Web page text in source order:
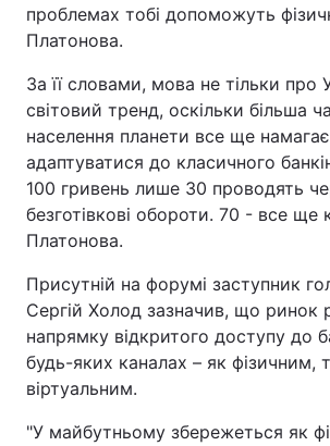
проблемах тобі допоможуть
Платонова.
За її словами, мова не тільки про
світовий тренд, оскільки більша
населення планети все ще
адаптуватися до класичного
100 гривень лише 30 проводять
безготівкові обороти. 70 - все ще
Платонова.
Присутній на форумі заступник
Сергій Холод зазначив, що ринок
напрямку відкритого доступу до
будь-яких каналах – як фізичним,
віртуальним.
"У майбутньому збережеться як